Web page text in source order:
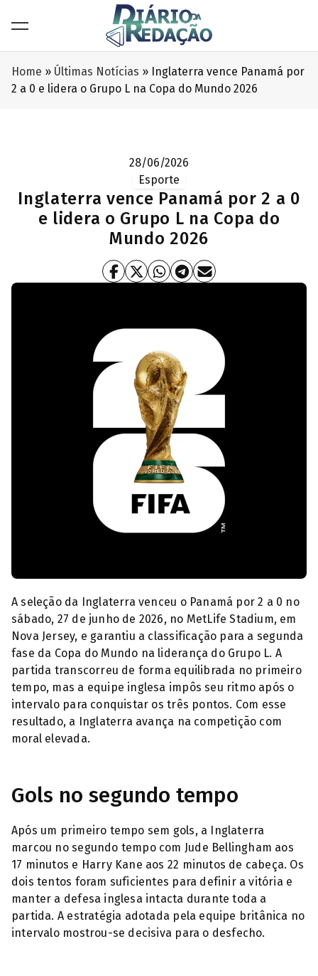
Home » Últimas Notícias » Inglaterra vence Panamá por
2 a 0 e lidera o Grupo L na Copa do Mundo 2026
28/06/2026
Esporte
Inglaterra vence Panamá por 2 a 0
e lidera o Grupo L na Copa do
Mundo 2026
A seleção da Inglaterra venceu o Panamá por 2 a 0 no
sábado, 27 de junho de 2026, no MetLife Stadium, em
Nova Jersey, e garantiu a classificação para a segunda
fase da Copa do Mundo na liderança do Grupo L. A
partida transcorreu de forma equilibrada no primeiro
tempo, mas a equipe inglesa impôs seu ritmo após o
intervalo para conquistar os três pontos. Com esse
resultado, a Inglaterra avança na competição com
moral elevada.
Gols no segundo tempo
Após um primeiro tempo sem gols, a Inglaterra
marcou no segundo tempo com Jude Bellingham aos
17 minutos e Harry Kane aos 22 minutos de cabeça. Os
dois tentos foram suficientes para definir a vitória e
manter a defesa inglesa intacta durante toda a
partida. A estratégia adotada pela equipe britânica no
intervalo mostrou-se decisiva para o desfecho.